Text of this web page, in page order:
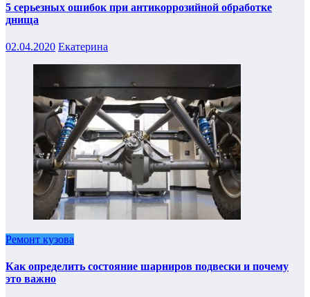
5 серьезных ошибок при антикоррозийной обработке
днища
02.04.2020 Екатерина
Ремонт кузова
Как определить состояние шарниров подвески и почему
это важно